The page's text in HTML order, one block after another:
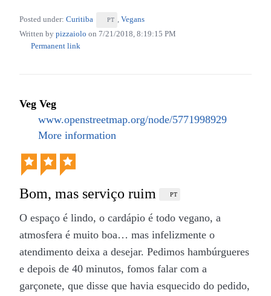
Posted under: Curitiba PT , Vegans
Written by pizzaiolo on 7/21/2018, 8:19:15 PM
Permanent link
Veg Veg
www.openstreetmap.org/node/5771998929
More information
Bom, mas serviço ruim PT
O espaço é lindo, o cardápio é todo vegano, a
atmosfera é muito boa… mas infelizmente o
atendimento deixa a desejar. Pedimos hambúrgueres
e depois de 40 minutos, fomos falar com a
garçonete, que disse que havia esquecido do pedido,